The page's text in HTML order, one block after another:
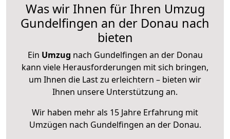
Was wir Ihnen für Ihren Umzug
Gundelfingen an der Donau nach
bieten
Ein Umzug nach Gundelfingen an der Donau
kann viele Herausforderungen mit sich bringen,
um Ihnen die Last zu erleichtern – bieten wir
Ihnen unsere Unterstützung an.
Wir haben mehr als 15 Jahre Erfahrung mit
Umzügen nach Gundelfingen an der Donau.